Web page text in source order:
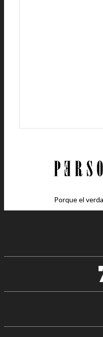
Porque el